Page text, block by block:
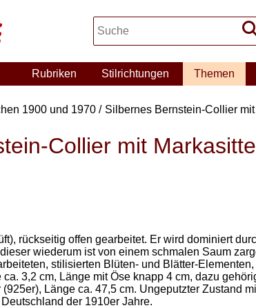
Rubriken Stilrichtungen Themen
1900 und 1970 Silbernes Bernstein-Collier
Collier mit
rückseitig offen gearbeitet. Er wird dominiert
wiederum ist von einem schmalen Saum
stilisierten Blüten- und Blätter-
3,2 cm, Länge mit Öse knapp 4 cm, dazu
Länge ca. 47,5 cm. Ungeputzter Zustand
der 1910er Jahre.